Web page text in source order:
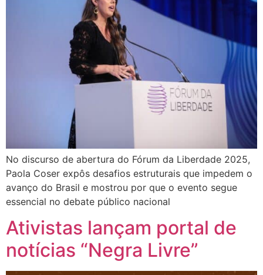
No discurso de abertura do Fórum da Liberdade 2025,
Paola Coser expôs desafios estruturais que impedem o
avanço do Brasil e mostrou por que o evento segue
essencial no debate público nacional
Ativistas lançam portal de
notícias “Negra Livre”